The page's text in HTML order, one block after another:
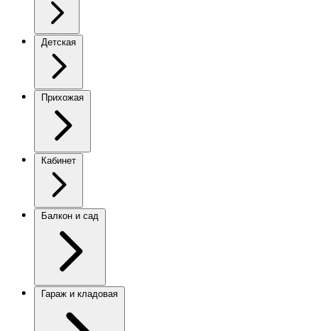
Детская
Прихожая
Кабинет
Балкон и сад
Гараж и кладовая